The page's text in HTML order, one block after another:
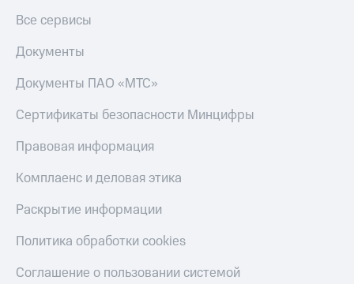
Все сервисы
Документы
Документы ПАО «МТС»
Сертификаты безопасности Минцифры
Правовая информация
Комплаенс и деловая этика
Раскрытие информации
Политика обработки cookies
Соглашение о пользовании системой